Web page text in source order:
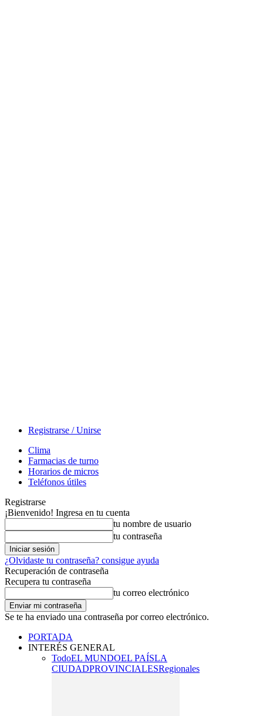
Registrarse / Unirse
Clima
Farmacias de turno
Horarios de micros
Teléfonos útiles
Registrarse
¡Bienvenido! Ingresa en tu cuenta
tu nombre de usuario
tu contraseña
¿Olvidaste tu contraseña? consigue ayuda
Recuperación de contraseña
Recupera tu contraseña
tu correo electrónico
Se te ha enviado una contraseña por correo electrónico.
PORTADA
INTERÉS GENERAL
TodoEL MUNDOEL PAÍSLA
CIUDADPROVINCIALESRegionales